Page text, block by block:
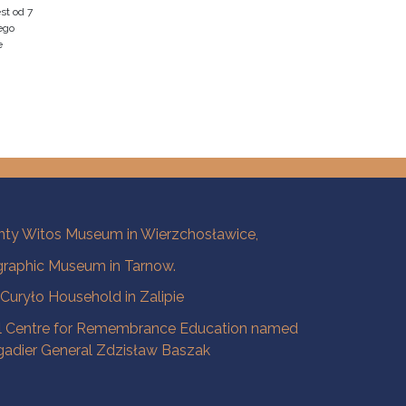
od 7
Witos Museum in Wierzchosławice,
Museum in Tarnow.
Household in Zalipie
Centre for Remembrance Education named
General Zdzisław Baszak